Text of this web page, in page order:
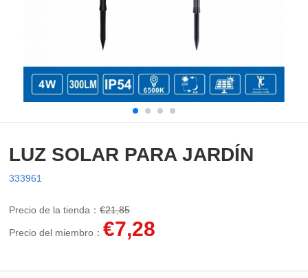
LUZ SOLAR PARA JARDÍN
333961
Precio de la tienda：€21,85
Precio del miembro：€7,28